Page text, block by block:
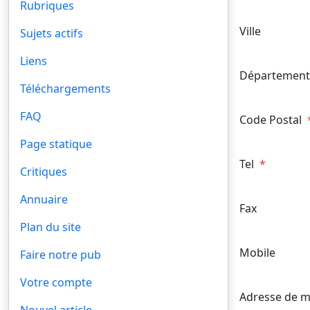
Rubriques
Sujets actifs
Liens
Téléchargements
FAQ
Page statique
Critiques
Annuaire
Plan du site
Faire notre pub
Votre compte
Ville
Département
Code Postal
Tel *
Fax
Mobile
Adresse de